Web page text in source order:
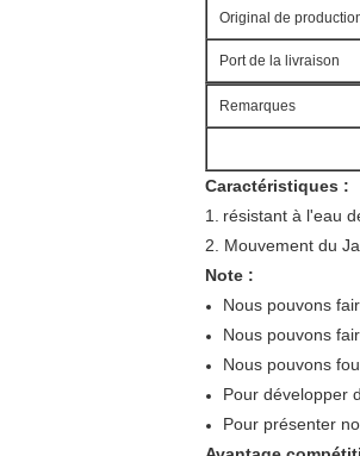
Original de
Port de la livraison
Remarques
Caractéristiques :
1.
résistant à l'eau
2. Mouvement du
Note :
Nous pouvons
Nous pouvons
Nous pouvons
Pour développer
Pour présenter